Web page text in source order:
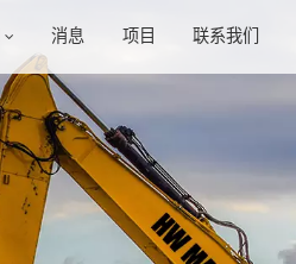
消息 项目 联系我们